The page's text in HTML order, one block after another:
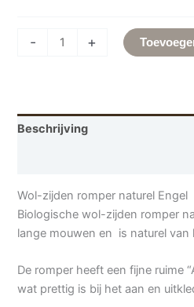
- +
Beschrijving
Wol-zijden romper naturel Engel
Biologische wol-zijden romper
lange mouwen en is naturel van
De romper heeft een fijne ruime
wat prettig is bij het aan en